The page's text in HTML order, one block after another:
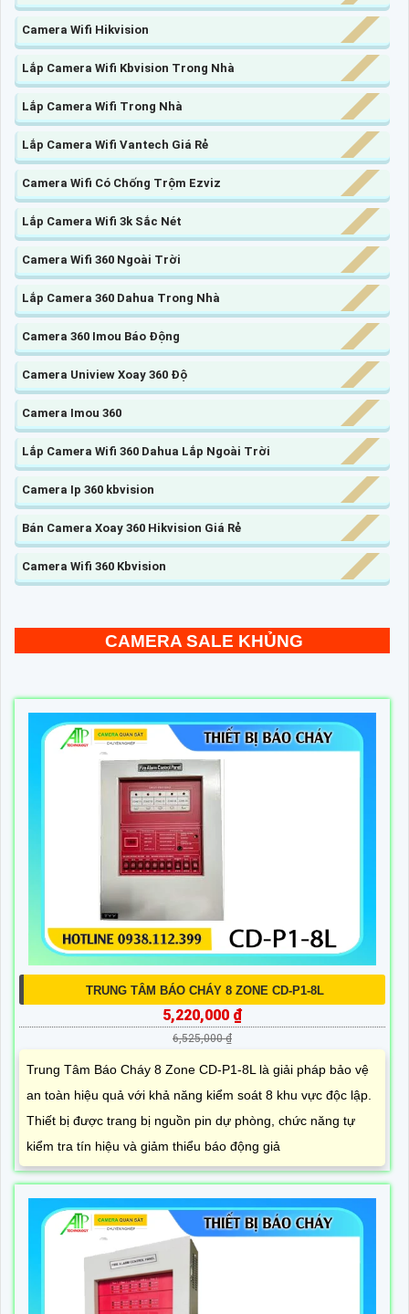
Camera Wifi Hikvision
Lắp Camera Wifi Kbvision Trong Nhà
Lắp Camera Wifi Trong Nhà
Lắp Camera Wifi Vantech Giá Rẻ
Camera Wifi Có Chống Trộm Ezviz
Lắp Camera Wifi 3k Sắc Nét
Camera Wifi 360 Ngoài Trời
Lắp Camera 360 Dahua Trong Nhà
Camera 360 Imou Báo Động
Camera Uniview Xoay 360 Độ
Camera Imou 360
Lắp Camera Wifi 360 Dahua Lắp Ngoài Trời
Camera Ip 360 kbvision
Bán Camera Xoay 360 Hikvision Giá Rẻ
Camera Wifi 360 Kbvision
CAMERA SALE KHỦNG
TRUNG TÂM BÁO CHÁY 8 ZONE CD-P1-8L
5,220,000 ₫
6,525,000 ₫
Trung Tâm Báo Cháy 8 Zone CD-P1-8L là giải pháp bảo vệ
an toàn hiệu quả với khả năng kiểm soát 8 khu vực độc lập.
Thiết bị được trang bị nguồn pin dự phòng, chức năng tự
kiểm tra tín hiệu và giảm thiểu báo động giả